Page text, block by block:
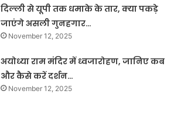
दिल्ली से यूपी तक धमाके के तार, क्या पकड़े
जाएंगे असली गुनहगार…
November 12, 2025
अयोध्या राम मंदिर में ध्वजारोहण, जानिए कब
और कैसे करें दर्शन…
November 12, 2025